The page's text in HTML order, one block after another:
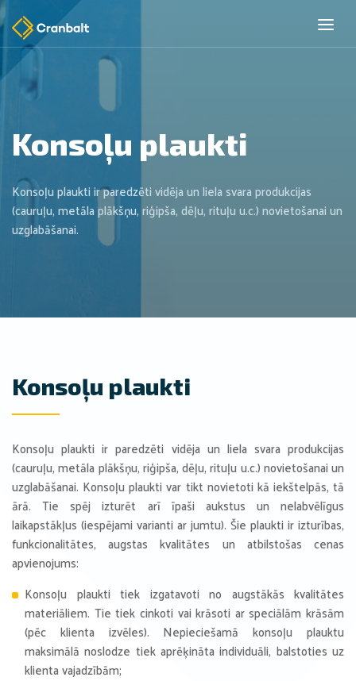
Konsoļu plaukti
Konsoļu plaukti ir paredzēti vidēja un liela svara produkcijas
(cauruļu, metāla plākšņu, riģipša, dēļu, rituļu u.c.) novietošanai un
uzglabāšanai.
Konsoļu plaukti
Konsoļu plaukti ir paredzēti vidēja un liela svara produkcijas
(cauruļu, metāla plākšņu, riģipša, dēļu, rituļu u.c.) novietošanai un
uzglabāšanai. Konsoļu plaukti var tikt novietoti kā iekštelpās, tā
ārā. Tie spēj izturēt arī īpaši aukstus un nelabvēlīgus
laikapstākļus (iespējami varianti ar jumtu). Šie plaukti ir izturības,
funkcionalitātes, augstas kvalitātes un atbilstošas cenas
apvienojums:
Konsoļu plaukti tiek izgatavoti no augstākās kvalitātes
materiāliem. Tie tiek cinkoti vai krāsoti ar speciālām krāsām
(pēc klienta izvēles). Nepieciešamā konsoļu plauktu
maksimālā noslodze tiek aprēķināta individuāli, balstoties uz
klienta vajadzībām;